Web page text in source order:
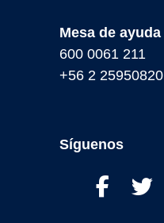
Mesa de ayuda
600 0061 211
+56 2 25950820
Síguenos